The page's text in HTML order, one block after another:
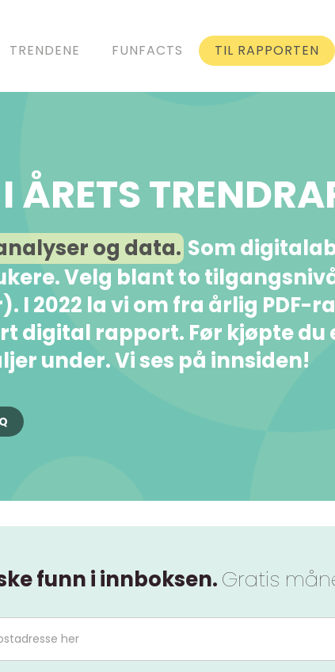
TRENDENE FUNFACTS TIL RAPPORTEN
ÅRETS
og data.Som
Velg blant to
I 2022 la vi om fra årlig PDF-
digital rapport. Før kjøpte du
under. Vi ses på innsiden!
funn i innboksen.Gratis